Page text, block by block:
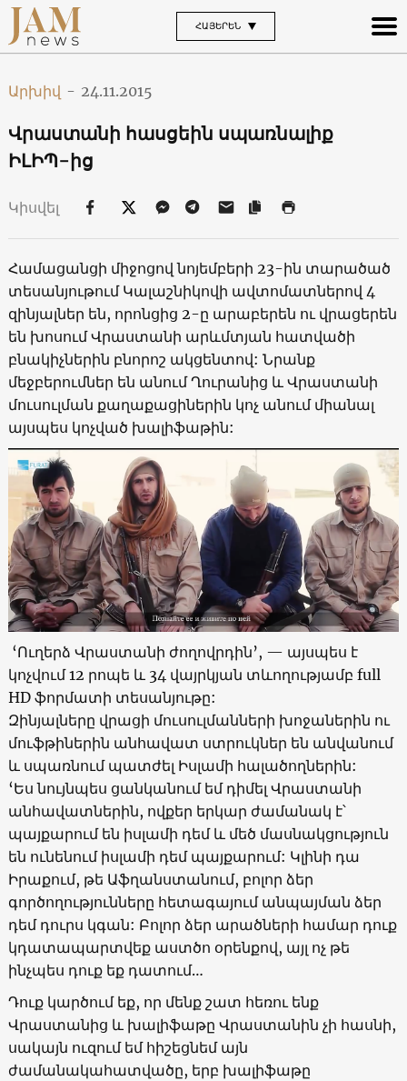
ՀԱՅԵՐԵՆ
Արխիվ - 24.11.2015
Վրաստանի հասցեին սպառնալիք
ԻԼԻՊ-ից
Կիսվել
Համացանցի միջոցով նոյեմբերի 23-ին տարածած
տեսանյութում Կալաշնիկովի ավտոմատներով 4
զինյալներ են, որոնցից 2-ը արաբերեն ու վրացերեն
են խոսում Վրաստանի արևմտյան հատվածի
բնակիչներին բնորոշ ակցենտով: Նրանք
մեջբերումներ են անում Ղուրանից և Վրաստանի
մուսուլման քաղաքացիներին կոչ անում միանալ
այսպես կոչված խալիֆաթին:
‘Ուղերձ Վրաստանի ժողովրդին’, — այսպես է
կոչվում 12 րոպե և 34 վայրկյան տևողությամբ full
HD ֆորմատի տեսանյութը:
Զինյալները վրացի մուսուլմանների խոջաներին ու
մուֆթիներին անհավատ ստրուկներ են անվանում
և սպառնում պատժել Իսլամի հալածողներին:
‘Ես նույնպես ցանկանում եմ դիմել Վրաստանի
անհավատներին, ովքեր երկար ժամանակ է՝
պայքարում են իսլամի դեմ և մեծ մասնակցություն
են ունենում իսլամի դեմ պայքարում: Կլինի դա
Իրաքում, թե Աֆղանստանում, բոլոր ձեր
գործողությունները հետագայում անպայման ձեր
դեմ դուրս կգան: Բոլոր ձեր արածների համար դուք
կդատապարտվեք աստծո օրենքով, այլ ոչ թե
ինչպես դուք եք դատում…
Դուք կարծում եք, որ մենք շատ հեռու ենք
Վրաստանից և խալիֆաթը Վրաստանին չի հասնի,
սակայն ուզում եմ հիշեցնեմ այն
ժամանակահատվածը, երբ խալիֆաթը